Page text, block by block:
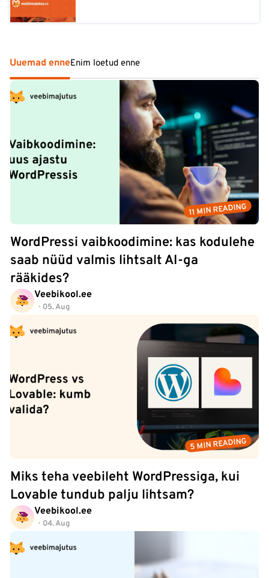
Uuemad enneEnim loetud enne
11 MIN READING
WordPressi vaibkoodimine: kas kodulehe
saab nüüd valmis lihtsalt AI-ga
rääkides?
Veebikool.ee
05. Aug
5 MIN READING
Miks teha veebileht WordPressiga, kui
Lovable tundub palju lihtsam?
Veebikool.ee
04. Aug